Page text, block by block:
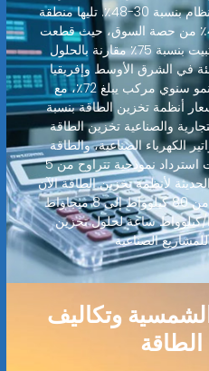
التي تقلل التكاليف الإجمالية للنظام بنسبة 30-48٪. تليها منطقة
آسيا والمحيط الهادئ بنسبة 45٪ من حصة السوق، حيث قطعت
التصاميم المعيارية أوقات التثبيت بنسبة 75٪ مقارنة بالحلول
في الشرق الأوسط وإفريقيا
أسرع المناطق نموًا بمعدل نمو سنوي مركب يبلغ 72٪، مع
أنظمة تخزين الطاقة بنسبة
والصناعية تخزين الطاقة
الكهرباء الصناعية، والطاقة
الاحتياطية للطوارئ، مع فترات استرداد نموذجية تتراوح من 5
الحديثة لأنظمة تخزين الطاقة الآن
بأنظمة متكاملة بسعة تتراوح من 80 كيلوواط إلى 8 ميجاواط
من 350 دولارًا/كيلوواط ساعة لحلول تخزين
الشمسية وتكاليف